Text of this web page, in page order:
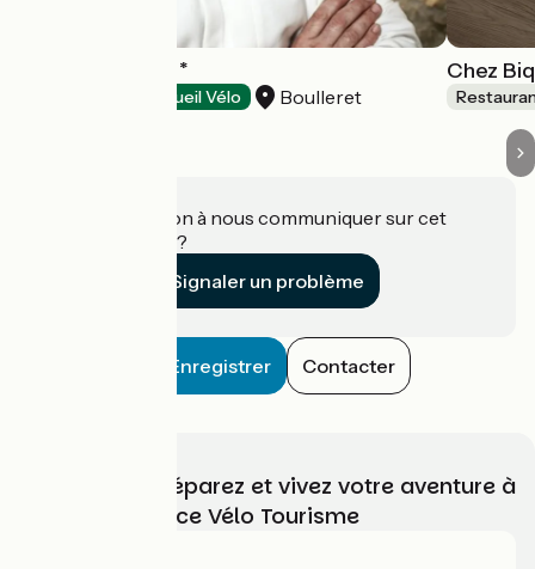
Maison Médard *
Accueil Vélo Boulleret
Chez
Une information à nous communiquer sur cet
établissement ?
Signaler un problème
Enregistrer Contacter
Choisissez, préparez et vivez votre aventure à
vélo avec France Vélo Tourisme